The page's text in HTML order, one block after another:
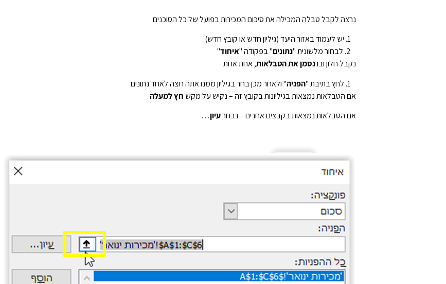
נרצה לקבל טבלה המכילה את סיכום המכירות בפועל של כל הסוכנים
יש לעמוד באזור היעד (גיליון חדש או קובץ חדש)
לבחור מלשונית "נתונים" בפקודה "איחוד"
נקבל חלון ובונסמן את הטבלאות, אחת אחת
לחץ בתיבת "הפניה" ולאחר מכן בחר בגיליון ממנו אתה רוצה לאחד נתונים
אם הטבלאות נמצאות בגיליונות בקובץ זה – נקיש על מקש חץ למעלה
אם הטבלאות נמצאות בקבצים אחרים – נבחרעיון…